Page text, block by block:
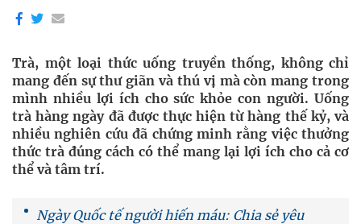
Trà, một loại thức uống truyền thống, không chỉ
mang đến sự thư giãn và thú vị mà còn mang trong
mình nhiều lợi ích cho sức khỏe con người. Uống
trà hàng ngày đã được thực hiện từ hàng thế kỷ, và
nhiều nghiên cứu đã chứng minh rằng việc thưởng
thức trà đúng cách có thể mang lại lợi ích cho cả cơ
thể và tâm trí.
Ngày Quốc tế người hiến máu: Chia sẻ yêu